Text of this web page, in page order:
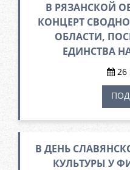
В РЯЗАНСКОЙ
КОНЦЕРТ
ОБЛАСТИ,
ЕДИНСТВА
26
В ДЕНЬ
КУЛЬТУРЫ У